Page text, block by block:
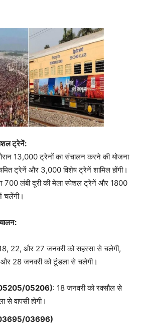
ट्रेनें:
13,000 ट्रेनों का संचालन करने की योजना
ट्रेनें और 3,000 विशेष ट्रेनें शामिल होंगी।
700 लंबी दूरी की मेला स्पेशल ट्रेनें और 1800
चलेंगी।
22, और 27 जनवरी को सहरसा से चलेगी,
28 जनवरी को टूंडला से चलेगी।
05206): 18 जनवरी को रक्सौल से
वापसी होगी।
03696)